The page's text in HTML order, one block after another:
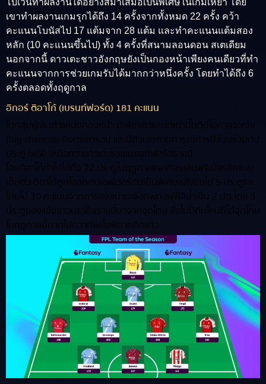
โบเวนทำผลงานได้อย่างสม่ำเสมอเป็นพิเศษในเกมเหย้า โดย
เขาทำผลงานเกมรุกได้ถึง 14 ครั้งจากทั้งหมด 22 ครั้ง คว้า
คะแนนโบนัสไป 17 แต้มจาก 28 แต้ม และทำคะแนนแต้มสอง
หลัก (10 คะแนนขึ้นไป) ทั้ง 4 ครั้งที่สนามลอนดอน สเตเดียม
นอกจากนี้ ดาวเตะชาวอังกฤษยังเป็นกองหน้าเพียงคนเดียวที่ทำ
คะแนนจากการช่วยเกมรับได้มากกว่าหนึ่งครั้ง โดยทำได้ถึง 6
ครั้งตลอดทั้งฤดูกาล
อิกอร์ ติอาโก้ (เบรนท์ฟอร์ด) 181 คะแนน
ในกลุ่มผู้เล่นตำแหน่งกองหน้า มีเพียงฮาแลนด์เท่านั้นที่มีโอกาสจะแจ้ง
(big chances) ยิงตรงกรอบ และมีตัวเลขคาดการณ์การมีส่วนร่วมกับ
ประตู (xGI) เหนือกว่าดาวเตะของเบรนท์ฟอร์ดรายนี้
โดยติอาโก้ทำไปได้ถึง 22 ประตูในฤดูกาลแรกที่ลงเล่นพรีเมียร์ลีกแบบ
เต็มตัว ติอาโก้ถูกโฉลกกับเอฟเวอร์ตันเป็นพิเศษหลังยิงไป 5 ประตูและ
โกยไป 30 คะแนนจากการลงสนามเจอทัพทอฟฟี่สีน้ำเงิน 2 นัด โดย 8
ประตูของแข้งชาวบราซิลรายนี้มาจากจุดโทษ ซึ่งไม่มีทีมไหนที่ได้จุดโทษ
ในฤดูกาลนี้มากไปกว่าทัพผึ้งพิฆาตอีกแล้ว